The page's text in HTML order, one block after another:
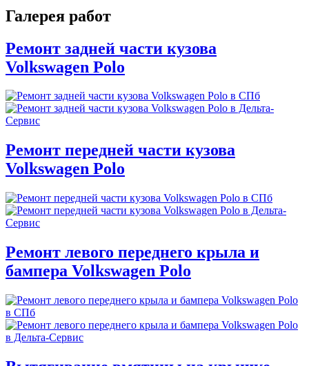
Галерея работ
Ремонт задней части кузова
Volkswagen Polo
Ремонт передней части кузова
Volkswagen Polo
Ремонт левого переднего крыла и
бампера Volkswagen Polo